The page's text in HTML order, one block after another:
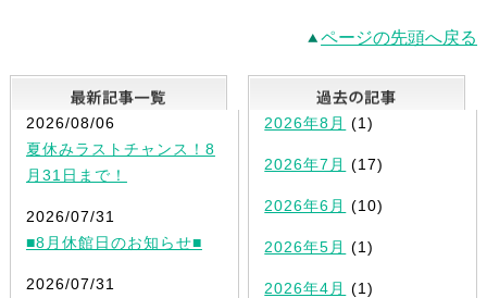
ページの先頭へ戻る
最新記事一覧
2026/08/06
夏休みラストチャンス！8
月31日まで！
2026/07/31
■8月休館日のお知らせ■
2026/07/31
2026年8月 (1)
2026年7月 (17)
2026年6月 (10)
2026年5月 (1)
2026年4月 (1)